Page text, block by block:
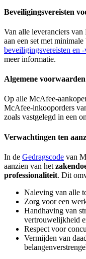
Beveiligingsvereisten
Van alle leveranciers
aan een set met
beveiligingsvereisten en
meer informatie.
Algemene
Op alle McAfee-
McAfee-inkooporders
zoals vastgelegd in een
Verwachtingen ten
In de Gedragscode van
aanzien van het
professionaliteit. Dit
Naleving van alle
Zorg voor een
Handhaving van
vertrouwelijkheid
Respect voor
Vermijden van